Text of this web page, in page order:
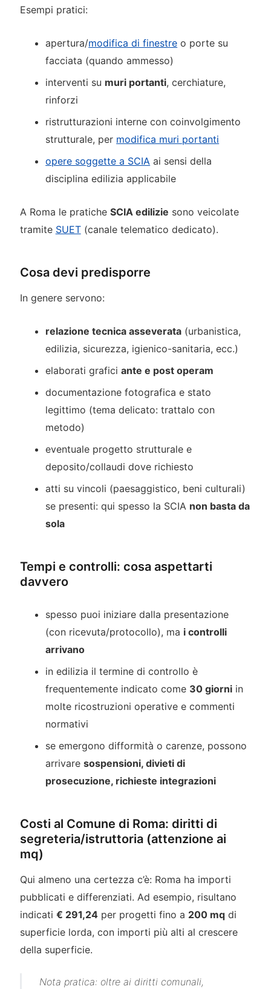
Esempi pratici:
apertura/modifica di finestre o porte su
facciata (quando ammesso)
interventi su muri portanti, cerchiature,
rinforzi
ristrutturazioni interne con coinvolgimento
strutturale, per modifica muri portanti
opere soggette a SCIA ai sensi della
disciplina edilizia applicabile
A Roma le pratiche SCIA edilizie sono veicolate
tramite SUET(canale telematico dedicato).
Cosa devi predisporre
In genere servono:
relazione tecnica asseverata (urbanistica,
edilizia, sicurezza, igienico-sanitaria, ecc.)
elaborati graficiante e post operam
documentazione fotografica e stato
legittimo (tema delicato: trattalo con
metodo)
eventuale progetto strutturale e
deposito/collaudi dove richiesto
atti su vincoli (paesaggistico, beni culturali)
se presenti: qui spesso la SCIA non basta da
sola
Tempi e controlli: cosa aspettarti
davvero
spesso puoi iniziare dalla presentazione
(con ricevuta/protocollo), ma i controlli
arrivano
in edilizia il termine di controllo è
frequentemente indicato come 30 giorni in
molte ricostruzioni operative e commenti
normativi
se emergono difformità o carenze, possono
arrivaresospensioni, divieti di
prosecuzione, richieste integrazioni
Costi al Comune di Roma: diritti di
segreteria/istruttoria (attenzione ai
mq)
Qui almeno una certezza c’è: Roma ha importi
pubblicati e differenziati. Ad esempio, risultano
indicati € 291,24per progetti fino a 200 mqdi
superficie lorda, con importi più alti al crescere
della superficie.
Nota pratica: oltre ai diritti comunali,